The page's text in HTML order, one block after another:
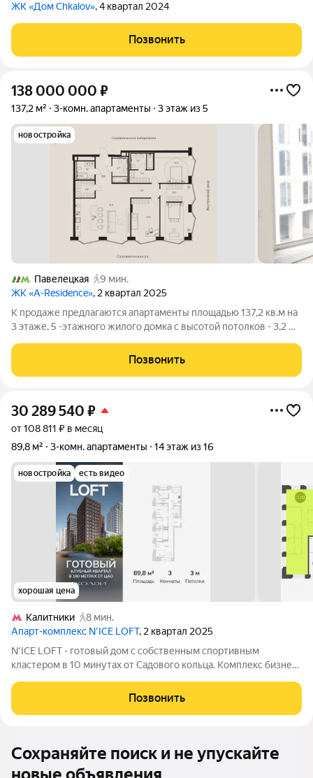
ЖК «Дом Chkalov», 4 квартал 2024
Позвонить
138 000 000 ₽
137,2 м² 3-комн. апартаменты 3 этаж из 5
новостройка
Павелецкая
9 мин.
ЖК «A-Residence», 2 квартал 2025
К продаже предлагаются апартаменты площадью 137,2 кв.м на
3 этаже, 5 -этажного жилого домка с высотой потолков - 3,2 м,
Замоскворечье). Собственник: юр. лицо. Жилой комплекс A.
Позвонить
30 289 540 ₽
от 108 811 ₽ в месяц
89,8 м²
3-комн. апартаменты 14 этаж из 16
новостройка есть видео
хорошая цена
Калитники
8 мин.
Апарт-комплекс N’ICE LOFT, 2 квартал 2025
N'ICE LOFT - готовый дом с собственным спортивным
кластером в 10 минутах от Садового кольца. Комплекс бизнес-
компания КОЛДИ, представляет собой знаковое жилое
пространство, на территории которого
Позвонить
Сохраняйте поиск и не упускайте